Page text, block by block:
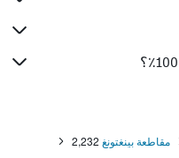
مقاطعة بينغتونغ 2,232